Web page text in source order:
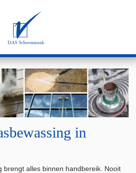
in
brengt alles binnen handbereik. Nooit